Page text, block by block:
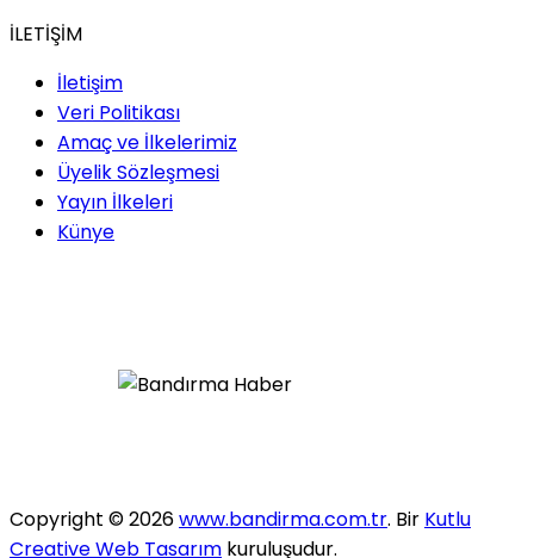
İLETİŞİM
İletişim
Veri Politikası
Amaç ve İlkelerimiz
Üyelik Sözleşmesi
Yayın İlkeleri
Künye
Copyright © 2026www.bandirma.com.tr. Bir Kutlu
Creative Web Tasarım kuruluşudur.